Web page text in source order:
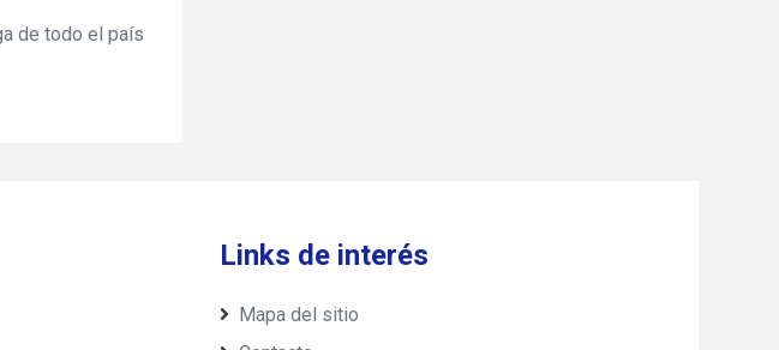
de todo el país
Links de interés
Mapa del sitio